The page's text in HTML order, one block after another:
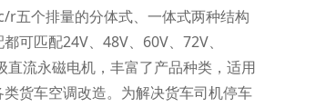
r五个排量的分体式、一体式两种结构
可匹配24V、48V、60V、72V、
流永磁电机，丰富了产品种类，适用
货车空调改造。为解决货车司机停车